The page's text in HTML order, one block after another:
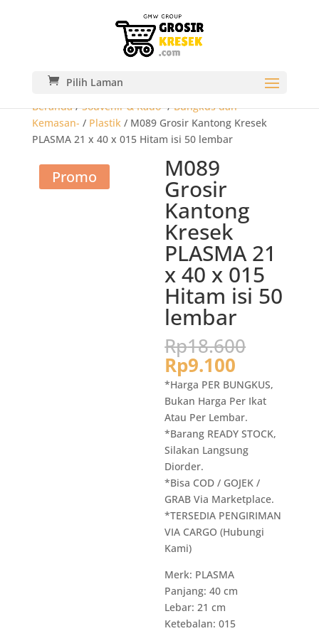
Pilih Laman
Beranda/Souvenir & Kado-/Bungkus dan
Kemasan- / Plastik/ M089 Grosir Kantong Kresek
PLASMA 21 x 40 x 015 Hitam isi 50 lembar
Promo M089
Grosir
Kantong
Kresek
PLASMA 21
x 40 x 015
Hitam isi 50
lembar
Rp18.600
adalah:
Rp9.100
saat
ini
adalah:
Rp9.100.
*Harga PER BUNGKUS,
Bukan Harga Per Ikat
Atau Per Lembar.
*Barang READY STOCK,
Silakan Langsung
Diorder.
*Bisa COD / GOJEK /
GRAB Via Marketplace.
*TERSEDIA PENGIRIMAN
VIA CARGO (Hubungi
Kami)
Merk: PLASMA
Panjang: 40 cm
Lebar: 21 cm
Ketebalan: 015